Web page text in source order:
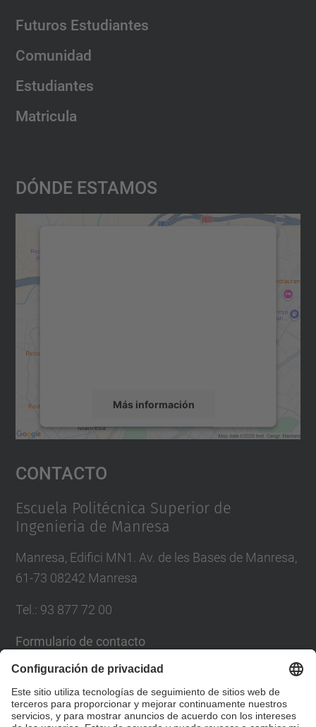
Futuros Estudiantes
Comunidad
Estudiantes
Matricula
Dónde Estamos
Más información
Aceptar
powered by
Contacto
Escuela Politécnica Superior de
Ingenieria de Manresa
Manresa, Edifici MN1. Av. de les Bases de Manresa,
61-73 08242 Manresa
Tel.: 93 877 72 00
Formulario de contacto
Lista Redes Sociales